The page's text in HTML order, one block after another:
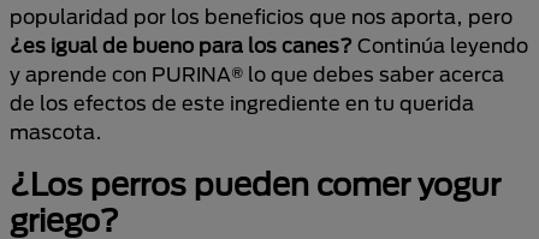
popularidad por los beneficios que nos aporta, pero
¿es igual de bueno para los canes? Continúa leyendo
y aprende con PURINA® lo que debes saber acerca
de los efectos de este ingrediente en tu querida
mascota.
¿Los perros pueden comer yogur
griego?